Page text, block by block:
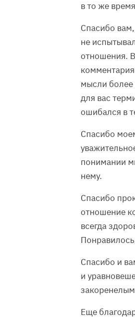
в то же
Спасибо
не
отношения.
мысли более
для вас
ошибался в
Спасибо
понимании
нему.
Спасибо
отношение
всегда
Спасибо и
и
Еще